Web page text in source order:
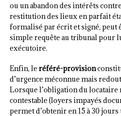
ou un abandon des intérêts
restitution des lieux en parfait
formalisé par écrit et signé, peut
simple requête au tribunal pour
exécutoire.
Enfin, le référé-provision
d’urgence méconnue mais
Lorsque l’obligation du locataire
contestable (loyers impayés
permet d’obtenir en 15 à 30